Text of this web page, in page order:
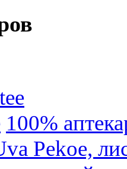
100%
Pekoe,